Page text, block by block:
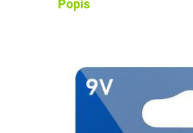
Popis